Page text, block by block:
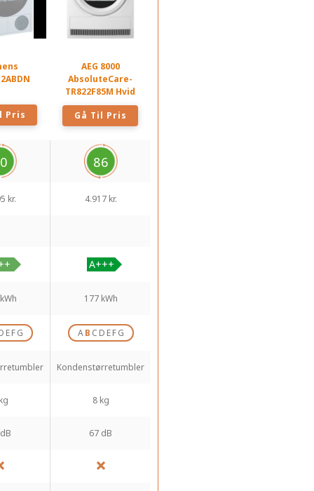
Pris
AEG 8000
AbsoluteCare-
TR822F85M Hvid
Gå Til Pris
86
kr. 4.917 kr.
177 kWh
E F G A B C D E F G
Kondenstørretumbler
8 kg
67 dB